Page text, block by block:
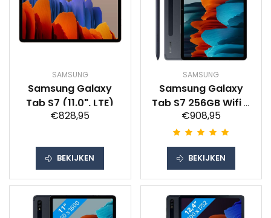
SAMSUNG
Samsung Galaxy
Tab S7 (11.0", LTE)
€828,95
BEKIJKEN
SAMSUNG
Samsung Galaxy
Tab S7 256GB Wifi +
4G Zwart
€908,95
BEKIJKEN